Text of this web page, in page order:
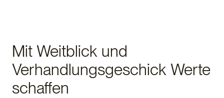
Mit Weitblick und
Verhandlungsgeschick Werte
schaffen